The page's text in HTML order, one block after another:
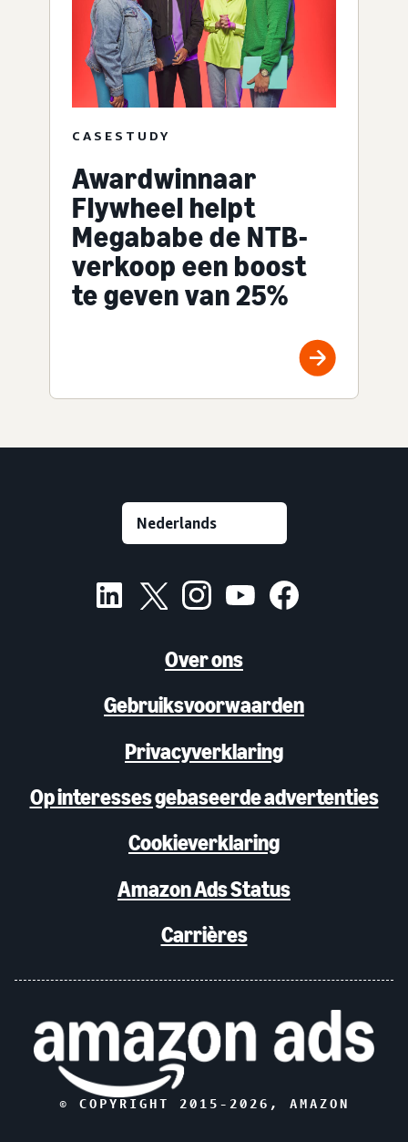
CASESTUDY
Awardwinnaar
Flywheel helpt
Megababe de NTB-
verkoop een boost
te geven van 25%
Over ons
Gebruiksvoorwaarden
Privacyverklaring
Op interesses gebaseerde advertenties
Cookieverklaring
Amazon Ads Status
Carrières
© COPYRIGHT 2015- 2026 , AMAZON